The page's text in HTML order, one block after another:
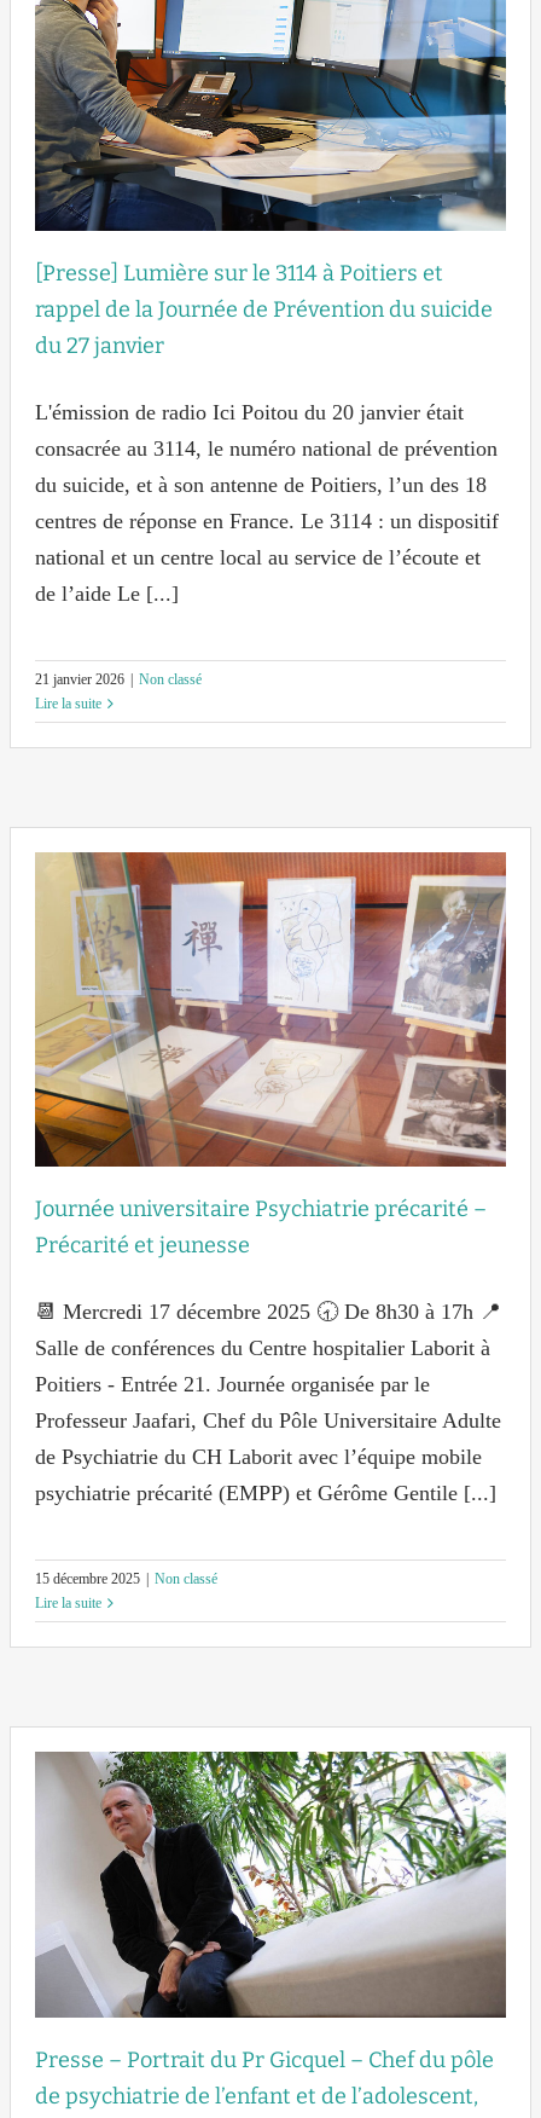
[Presse] Lumière sur le 3114 à Poitiers et
rappel de la Journée de Prévention du suicide
du 27 janvier
L'émission de radio Ici Poitou du 20 janvier était
consacrée au 3114, le numéro national de prévention
du suicide, et à son antenne de Poitiers, l’un des 18
centres de réponse en France. Le 3114 : un dispositif
national et un centre local au service de l’écoute et
de l’aide Le [...]
21 janvier 2026
Non classé
Lire la suite
Journée universitaire Psychiatrie précarité –
Précarité et jeunesse
📆 Mercredi 17 décembre 2025 🕣 De 8h30 à 17h 📍
Salle de conférences du Centre hospitalier Laborit à
Poitiers - Entrée 21. Journée organisée par le
Professeur Jaafari, Chef du Pôle Universitaire Adulte
de Psychiatrie du CH Laborit avec l’équipe mobile
psychiatrie précarité (EMPP) et Gérôme Gentile [...]
15 décembre 2025
Non classé
Lire la suite
Presse – Portrait du Pr Gicquel – Chef du pôle
de psychiatrie de l’enfant et de l’adolescent,